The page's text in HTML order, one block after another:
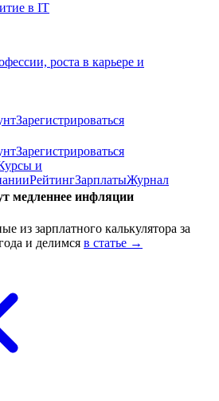
в IT
роста в карьере и
Зарегистрироваться
Зарегистрироваться
и
РейтингЗарплатыЖурнал
медленнее инфляции
из зарплатного калькулятора за
и делимся в статье →